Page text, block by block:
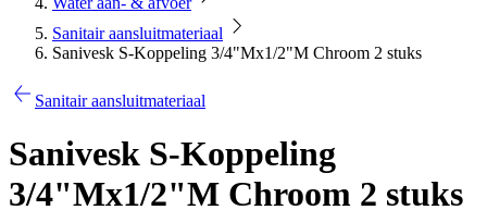
Sanitair aansluitmateriaal
Sanivesk S-Koppeling 3/4"Mx1/2"M Chroom 2 stuks
Sanitair aansluitmateriaal
Sanivesk S-Koppeling
3/4"Mx1/2"M Chroom 2 stuks